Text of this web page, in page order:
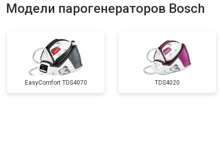
Модели парогенераторов Bosch
EasyComfort TDS4070 TDS4020